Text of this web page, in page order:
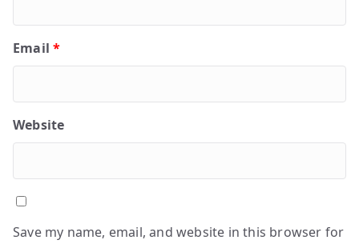
Email*
Website
Save my name, email, and website in this browser for